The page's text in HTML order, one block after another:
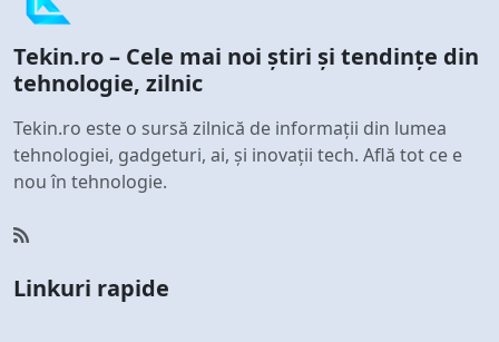
Tekin.ro – Cele mai noi știri și tendințe din
tehnologie, zilnic
Tekin.ro este o sursă zilnică de informații din lumea
tehnologiei, gadgeturi, ai, și inovații tech. Află tot ce e
nou în tehnologie.
Linkuri rapide